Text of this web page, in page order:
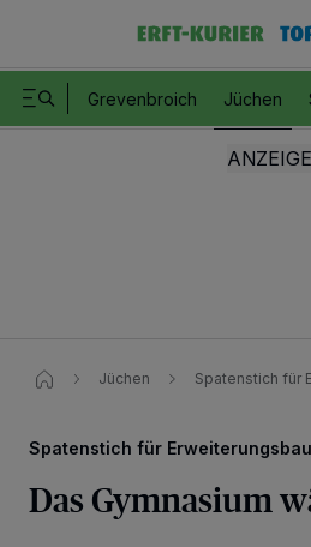
Grevenbroich Jüchen
Jüchen Spatenstich für
Spatenstich für Erweiterungsbau
Das Gymnasium